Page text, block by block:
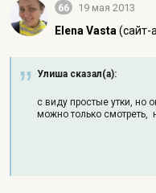
66 19 мая 2013
Elena Vasta (сайт-
Улиша сказал(а):
с виду простые утки, но
можно только смотреть,